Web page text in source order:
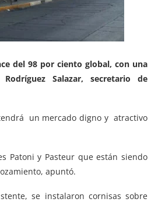
del 98 por ciento global, con una
Salazar, secretario de
un mercado digno y atractivo
Patoni y Pasteur que están siendo
apuntó.
se instalaron cornisas sobre